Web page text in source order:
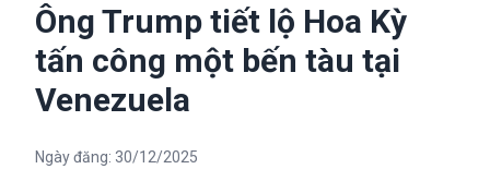
Ông Trump tiết lộ Hoa Kỳ
tấn công một bến tàu tại
Venezuela
Ngày đăng: 30/12/2025